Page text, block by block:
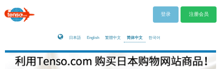
登录 注册会员
日本語 English 繁體中文 简体中文 한국어